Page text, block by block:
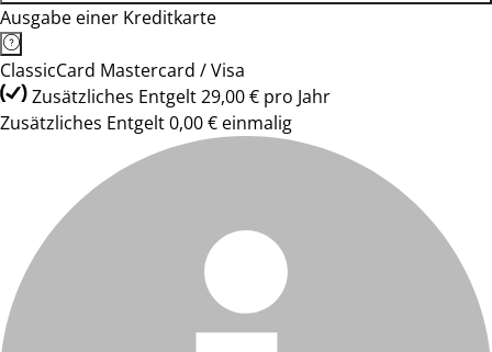
Ausgabe einer Kreditkarte
ClassicCard Mastercard / Visa
Zusätzliches Entgelt 29,00 € pro Jahr
Zusätzliches Entgelt 0,00 € einmalig